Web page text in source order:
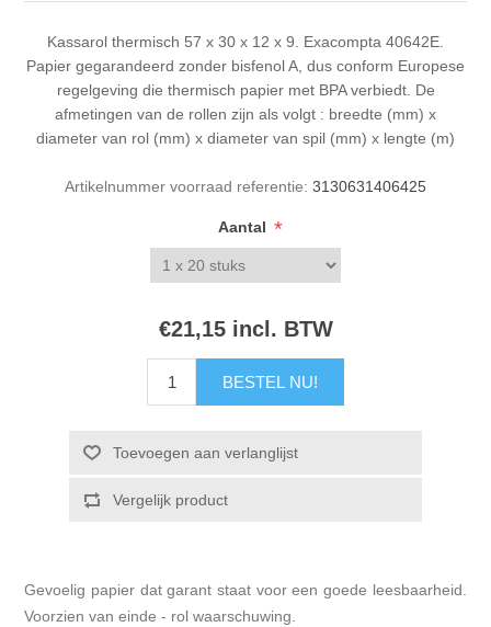
Kassarol thermisch 57 x 30 x 12 x 9. Exacompta 40642E.
Papier gegarandeerd zonder bisfenol A, dus conform Europese
regelgeving die thermisch papier met BPA verbiedt. De
afmetingen van de rollen zijn als volgt : breedte (mm) x
diameter van rol (mm) x diameter van spil (mm) x lengte (m)
Artikelnummer voorraad referentie: 3130631406425
Aantal *
€21,15 incl. BTW
Gevoelig papier dat garant staat voor een goede leesbaarheid.
Voorzien van einde - rol waarschuwing.